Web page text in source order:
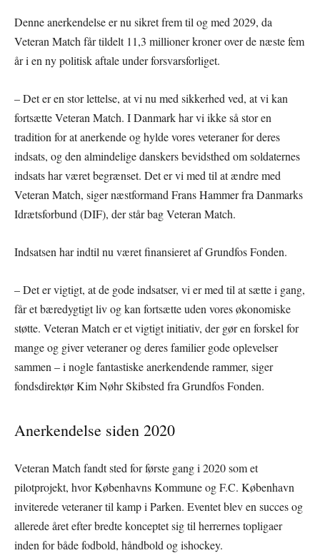
Denne anerkendelse er nu sikret frem til og med 2029, da
Veteran Match får tildelt 11,3 millioner kroner over de næste fem
år i en ny politisk aftale under forsvarsforliget.
– Det er en stor lettelse, at vi nu med sikkerhed ved, at vi kan
fortsætte Veteran Match. I Danmark har vi ikke så stor en
tradition for at anerkende og hylde vores veteraner for deres
indsats, og den almindelige danskers bevidsthed om soldaternes
indsats har været begrænset. Det er vi med til at ændre med
Veteran Match, siger næstformand Frans Hammer fra Danmarks
Idrætsforbund (DIF), der står bag Veteran Match.
Indsatsen har indtil nu været finansieret af Grundfos Fonden.
– Det er vigtigt, at de gode indsatser, vi er med til at sætte i gang,
får et bæredygtigt liv og kan fortsætte uden vores økonomiske
støtte. Veteran Match er et vigtigt initiativ, der gør en forskel for
mange og giver veteraner og deres familier gode oplevelser
sammen – i nogle fantastiske anerkendende rammer, siger
fondsdirektør Kim Nøhr Skibsted fra Grundfos Fonden.
Anerkendelse siden 2020
Veteran Match fandt sted for første gang i 2020 som et
pilotprojekt, hvor Københavns Kommune og F.C. København
inviterede veteraner til kamp i Parken. Eventet blev en succes og
allerede året efter bredte konceptet sig til herrernes topligaer
inden for både fodbold, håndbold og ishockey.